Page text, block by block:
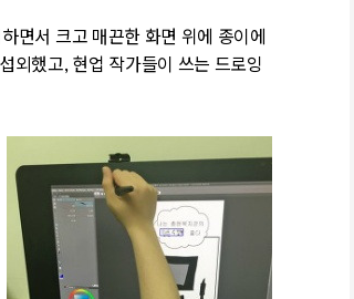
면서 크고 매끈한 화면 위에 종이에
외했고, 현업 작가들이 쓰는 드로잉